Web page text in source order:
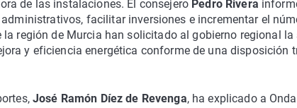
de las instalaciones. El consejero Pedro Rivera
facilitar inversiones e incrementar el
la región de Murcia han solicitado al gobierno regional
y eficiencia energética conforme de una disposición
José Ramón Díez de Revenga, ha explicado a